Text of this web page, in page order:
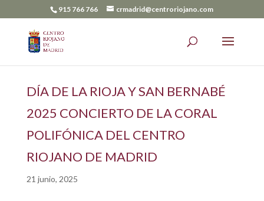
915 766 766 crmadrid@centroriojano.com
DÍA DE LA RIOJA Y SAN BERNABÉ
2025 CONCIERTO DE LA CORAL
POLIFÓNICA DEL CENTRO
RIOJANO DE MADRID
21 junio, 2025